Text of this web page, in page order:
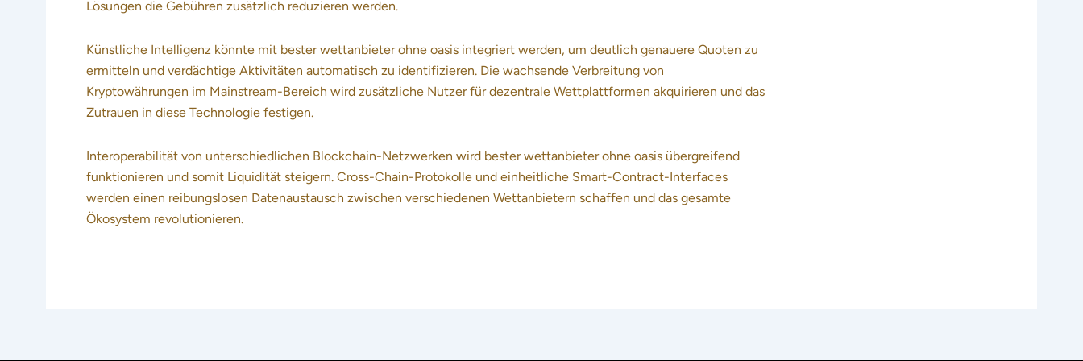
Lösungen die Gebühren zusätzlich reduzieren werden.
Künstliche Intelligenz könnte mit bester wettanbieter ohne oasis integriert werden, um deutlich genauere Quoten zu
ermitteln und verdächtige Aktivitäten automatisch zu identifizieren. Die wachsende Verbreitung von
Kryptowährungen im Mainstream-Bereich wird zusätzliche Nutzer für dezentrale Wettplattformen akquirieren und das
Zutrauen in diese Technologie festigen.
Interoperabilität von unterschiedlichen Blockchain-Netzwerken wird bester wettanbieter ohne oasis übergreifend
funktionieren und somit Liquidität steigern. Cross-Chain-Protokolle und einheitliche Smart-Contract-Interfaces
werden einen reibungslosen Datenaustausch zwischen verschiedenen Wettanbietern schaffen und das gesamte
Ökosystem revolutionieren.